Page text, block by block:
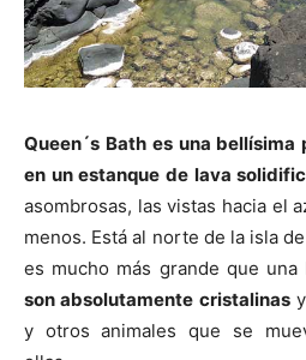
Queen´s Bath es una
en un estanque de lava
asombrosas, las vistas hacia el
menos. Está al norte de la isla
es mucho más grande que una
son absolutamente cristalinasy
y otros animales que se